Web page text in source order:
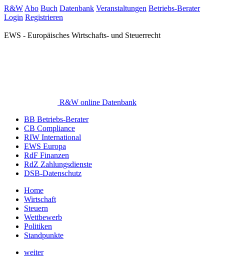
R&W Abo Buch Datenbank Veranstaltungen Betriebs-Berater
Login Registrieren
EWS - Europäisches Wirtschafts- und Steuerrecht
R&W online Datenbank
BB Betriebs-Berater
CB Compliance
RIW International
EWS Europa
RdF Finanzen
RdZ Zahlungsdienste
DSB-Datenschutz
Home
Wirtschaft
Steuern
Wettbewerb
Politiken
Standpunkte
weiter